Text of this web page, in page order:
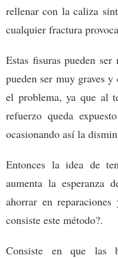
rellenar con la caliza
cualquier fractura
Estas fisuras pueden
pueden ser muy graves y
el problema, ya que al
refuerzo queda
ocasionando así la
Entonces la idea de
aumenta la esperanza
ahorrar en
consiste este método?.
Consiste en que las